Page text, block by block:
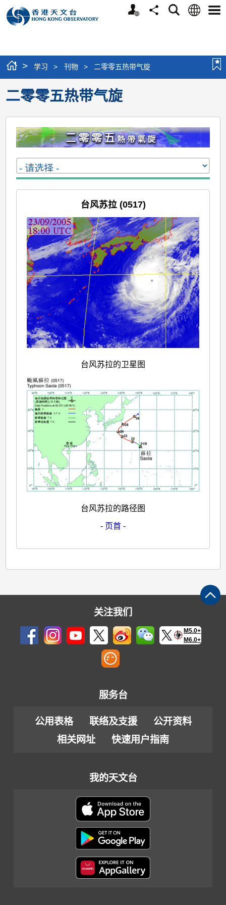
个
分
搜
语
选
> 学习 > 刊物 > 二零零五热带气旋
二零零五热带气旋
台风苏拉 (0517)
台风苏拉的卫星图
台风苏拉的路径图
- 页首 -
关注我们
M5.0+
M6.0+
服务台
公用表格 联络及支援
公开资料
相关网址
快速用户指南
我的天文台